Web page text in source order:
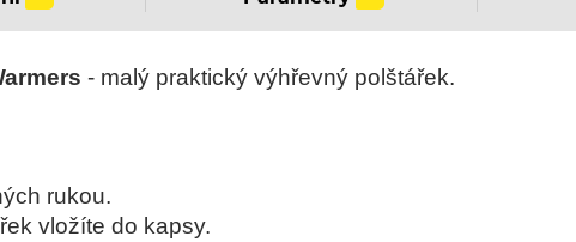
- malý praktický výhřevný polštářek.
rukou.
vložíte do kapsy.